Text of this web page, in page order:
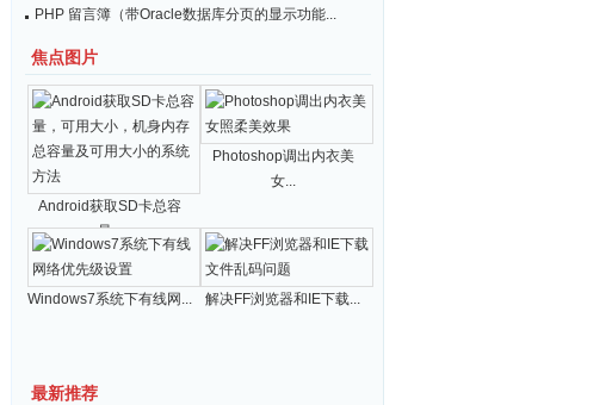
PHP 留言簿（带Oracle数据库分页的显示功能...
焦点图片
Android获取SD卡总容
量...
Photoshop调出内衣美
女...
Windows7系统下有线网... 解决FF浏览器和IE下载...
最新推荐